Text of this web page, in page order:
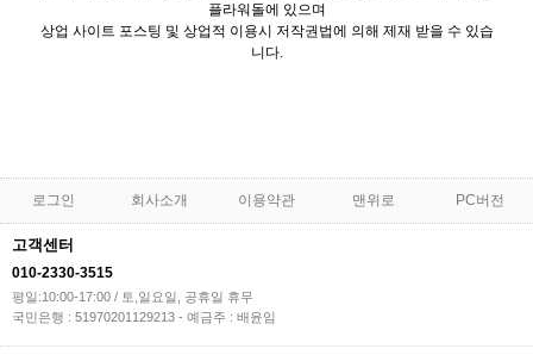
플라워돌에 있으며
상업 사이트 포스팅 및 상업적 이용시 저작권법에 의해 제재 받을 수 있습
니다.
로그인 회사소개 이용약관 맨위로 PC버전
고객센터
010-2330-3515
평일:10:00-17:00 / 토,일요일, 공휴일 휴무
국민은행 : 51970201129213 - 예금주 : 배윤임